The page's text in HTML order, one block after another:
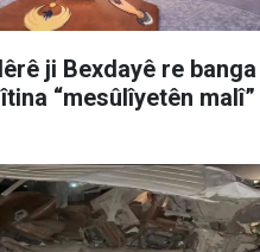
ji Bexdayê re banga
“mesûlîyetên malî”